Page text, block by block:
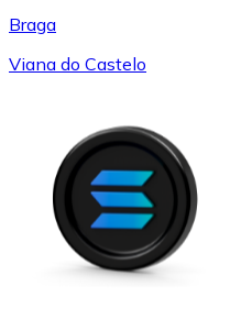
Braga
Viana do Castelo